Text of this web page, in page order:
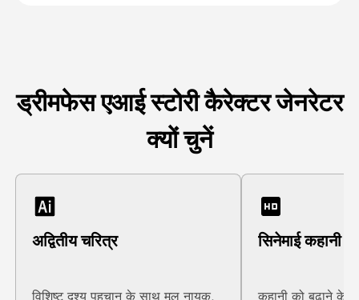
ड्रीमफेस एआई स्टोरी कैरेक्टर जेनरेटर
क्यों चुनें
अद्वितीय चरित्र
विशिष्ट दृश्य पहचान के साथ मूल नायक,
सिनेमाई कहानी
कहानी को बढ़ाने के